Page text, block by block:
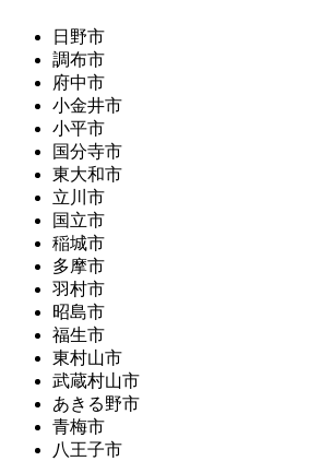
日野市
調布市
府中市
小金井市
小平市
国分寺市
東大和市
立川市
国立市
稲城市
多摩市
羽村市
昭島市
福生市
東村山市
武蔵村山市
あきる野市
青梅市
八王子市